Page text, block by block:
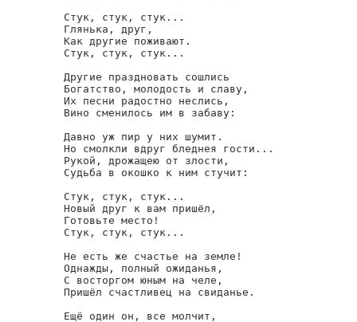
Стук, стук, стук...
Глянька, друг,
Как другие поживают.
Стук, стук, стук...
Другие праздновать сошлись
Богатство, молодость и славу,
Их песни радостно неслись,
Вино сменилось им в забаву:
Давно уж пир у них шумит.
Но смолкли вдруг бледнея гости...
Рукой, дрожащею от злости,
Судьба в окошко к ним стучит:
Стук, стук, стук...
Новый друг к вам пришёл,
Готовьте место!
Стук, стук, стук...
Не есть же счастье на земле!
Однажды, полный ожиданья,
С восторгом юным на челе,
Пришёл счастливец на свиданье.
Ещё один он, все молчит,